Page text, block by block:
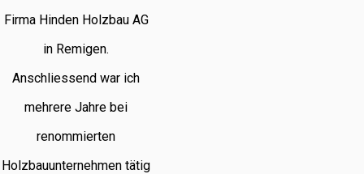
Firma Hinden Holzbau AG
in Remigen.
Anschliessend war ich
mehrere Jahre bei
renommierten
Holzbauunternehmen tätig